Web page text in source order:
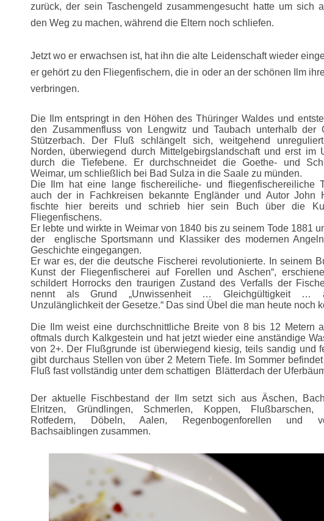
zurück, der sein Taschengeld zusammengesucht hatte um sich
den Weg zu machen, während die Eltern noch schliefen.
Jetzt wo er erwachsen ist, hat ihn die alte Leidenschaft wieder
er gehört zu den Fliegenfischern, die in oder an der schönen Ilm
verbringen.
Die Ilm entspringt in den Höhen des Thüringer Waldes und
den Zusammenfluss von Lengwitz und Taubach unterhalb der
Stützerbach. Der Fluß schlängelt sich, weitgehend
Norden, überwiegend durch Mittelgebirgslandschaft und erst im
durch die Tiefebene. Er durchschneidet die Goethe- und
Weimar, um schließlich bei Bad Sulza in die Saale zu münden.
Die Ilm hat eine lange fischereiliche- und fliegenfischereiliche
auch der in Fachkreisen bekannte Engländer und Autor John
fischte hier bereits und schrieb hier sein Buch über die
Fliegenfischens.
Er lebte und wirkte in Weimar von 1840 bis zu seinem Tode 1881
der englische Sportsmann und Klassiker des modernen
Geschichte eingegangen.
Er war es, der die deutsche Fischerei revolutionierte. In seinem
Kunst der Fliegenfischerei auf Forellen und Aschen“,
schildert Horrocks den traurigen Zustand des Verfalls der
nennt als Grund „Unwissenheit … Gleichgültigkeit …
Unzulänglichkeit der Gesetze.“ Das sind Übel die man heute noch
Die Ilm weist eine durchschnittliche Breite von 8 bis 12 Metern
oftmals durch Kalkgestein und hat jetzt wieder eine anständige
von 2+. Der Flußgrunde ist überwiegend kiesig, teils sandig und
gibt durchaus Stellen von über 2 Metern Tiefe. Im Sommer
Fluß fast vollständig unter dem schattigen Blätterdach der
Der aktuelle Fischbestand der Ilm setzt sich aus Äschen,
Elritzen, Gründlingen, Schmerlen, Koppen, Flußbarschen,
Rotfedern, Döbeln, Aalen, Regenbogenforellen und
Bachsaiblingen zusammen.